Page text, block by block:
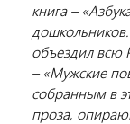
книга –
объездил всю
– «Мужские
собранным в
проза,